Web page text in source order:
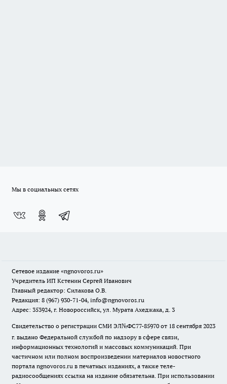
Мы в социальных сетях
Сетевое издание «ngnovoros.ru»
Учредитель ИП Кстенин Сергей Иванович
Главный редактор: Силакова О.В.
Редакция: 8 (967) 930-71-04, info@ngnovoros.ru
Адрес: 353924, г. Новороссийск, ул. Мурата Ахеджака, д. 3
Свидетельство о регистрации СМИ ЭЛ№ФС77-85970 от 18 сентября 2023
г. выдано Федеральной службой по надзору в сфере связи,
информационных технологий и массовых коммуникаций. При
частичном или полном воспроизведении материалов новостного
портала ngnovoros.ru в печатных изданиях, а также теле-
радиосообщениях ссылка на издание обязательна. При использовании